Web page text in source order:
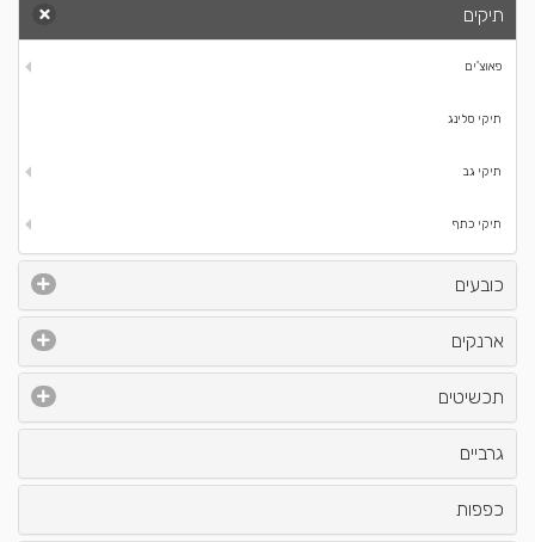
תיקים
פאוצ'ים
תיקי סלינג
תיקי גב
תיקי כתף
כובעים
ארנקים
תכשיטים
גרביים
כפפות